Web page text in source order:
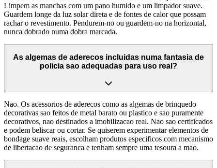
Limpem as manchas com um pano humido e um limpador suave.
Guardem longe da luz solar direta e de fontes de calor que possam
rachar o revestimento. Pendurem-no ou guardem-no na horizontal,
nunca dobrado numa dobra marcada.
As algemas de aderecos incluidas numa fantasia de
policia sao adequadas para uso real?
Nao. Os acessorios de aderecos como as algemas de brinquedo
decorativas sao feitos de metal barato ou plastico e sao puramente
decorativos, nao destinados a imobilizacao real. Nao sao certificados
e podem beliscar ou cortar. Se quiserem experimentar elementos de
bondage suave reais, escolham produtos especificos com mecanismo
de libertacao de seguranca e tenham sempre uma tesoura a mao.